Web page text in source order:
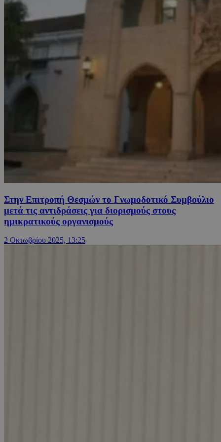
Στην Επιτροπή Θεσμών το Γνωμοδοτικό Συμβούλιο
μετά τις αντιδράσεις για διορισμούς στους
ημικρατικούς οργανισμούς
2 Οκτωβρίου 2025, 13:25